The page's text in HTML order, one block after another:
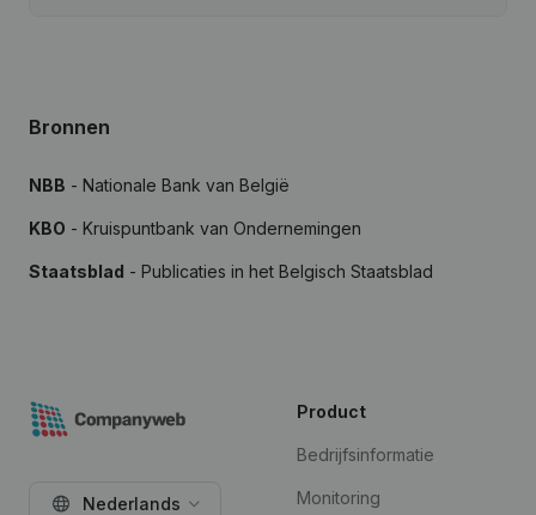
Bronnen
NBB - Nationale Bank van België
KBO - Kruispuntbank van Ondernemingen
Staatsblad - Publicaties in het Belgisch Staatsblad
Nederlands
Product
Bedrijfsinformatie
Monitoring